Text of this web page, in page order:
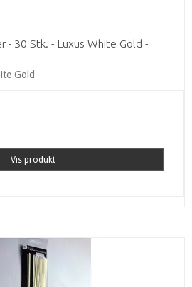
- 30 Stk. - Luxus White Gold -
Gold
Vis produkt